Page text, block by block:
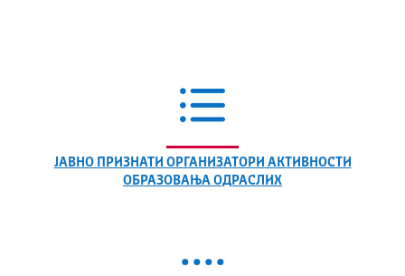
ЈАВНО ПРИЗНАТИ ОРГАНИЗАТОРИ АКТИВНОСТИ
ОБРАЗОВАЊА ОДРАСЛИХ
....